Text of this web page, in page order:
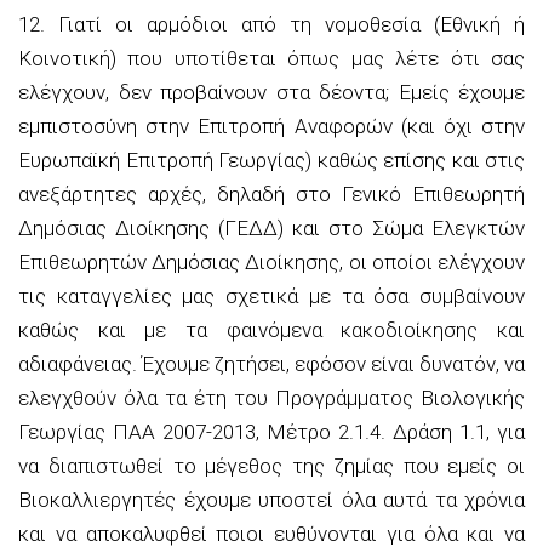
12. Γιατί οι αρμόδιοι από τη νομοθεσία (Εθνική ή
Κοινοτική) που υποτίθεται όπως μας λέτε ότι σας
ελέγχουν, δεν προβαίνουν στα δέοντα; Εμείς έχουμε
εμπιστοσύνη στην Επιτροπή Αναφορών (και όχι στην
Ευρωπαϊκή Επιτροπή Γεωργίας) καθώς επίσης και στις
ανεξάρτητες αρχές, δηλαδή στο Γενικό Επιθεωρητή
Δημόσιας Διοίκησης (ΓΕΔΔ) και στο Σώμα Ελεγκτών
Επιθεωρητών Δημόσιας Διοίκησης, οι οποίοι ελέγχουν
τις καταγγελίες μας σχετικά με τα όσα συμβαίνουν
καθώς και με τα φαινόμενα κακοδιοίκησης και
αδιαφάνειας. Έχουμε ζητήσει, εφόσον είναι δυνατόν, να
ελεγχθούν όλα τα έτη του Προγράμματος Βιολογικής
Γεωργίας ΠΑΑ 2007-2013, Μέτρο 2.1.4. Δράση 1.1, για
να διαπιστωθεί το μέγεθος της ζημίας που εμείς οι
Βιοκαλλιεργητές έχουμε υποστεί όλα αυτά τα χρόνια
και να αποκαλυφθεί ποιοι ευθύνονται για όλα και να